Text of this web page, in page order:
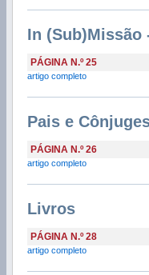
In (Sub)Missão
PÁGINA N.º 25
artigo completo
Pais e
PÁGINA N.º 26
artigo completo
Livros
PÁGINA N.º 28
artigo completo